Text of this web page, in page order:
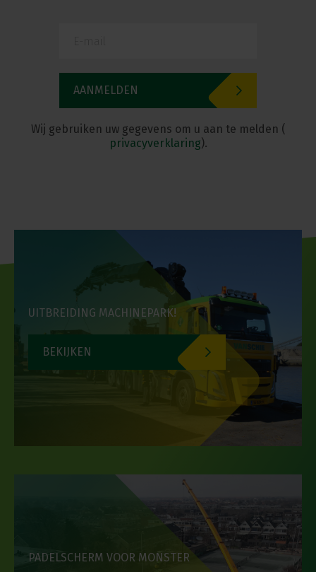
Wij gebruiken uw gegevens om u aan te melden (
privacyverklaring).
UITBREIDING MACHINEPARK!
BEKIJKEN
PADELSCHERM VOOR MONSTER